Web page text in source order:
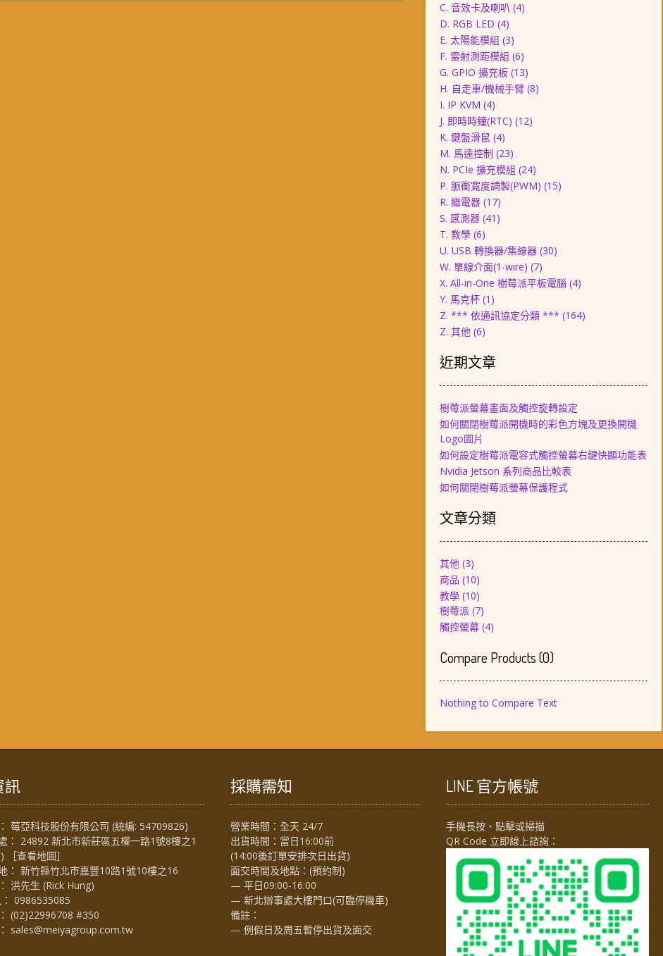
C. 音效卡及喇叭 (4)
D. RGB LED (4)
E. 太陽能模組 (3)
F. 雷射測距模組 (6)
G. GPIO 擴充板 (13)
H. 自走車/機械手臂 (8)
I. IP KVM (4)
J. 即時時鐘(RTC) (12)
K. 鍵盤滑鼠 (4)
M. 馬達控制 (23)
N. PCIe 擴充模組 (24)
P. 脈衝寬度調製(PWM) (15)
R. 繼電器 (17)
S. 感測器 (41)
T. 教學 (6)
U. USB 轉換器/集線器 (30)
W. 單線介面(1-wire) (7)
X. All-in-One 樹莓派平板電腦 (4)
Y. 馬克杯 (1)
Z. *** 依通訊協定分類 *** (164)
Z. 其他 (6)
近期文章
樹莓派螢幕畫面及觸控旋轉設定
如何關閉樹莓派開機時的彩色方塊及更換開機
Logo圖片
如何設定樹莓派電容式觸控螢幕右鍵快顯功能表
Nvidia Jetson 系列商品比較表
如何關閉樹莓派螢幕保護程式
文章分類
其他(3)
商品 (10)
教學(10)
樹莓派(7)
觸控螢幕(4)
Compare Products(0)
Nothing to Compare Text
訊
莓亞科技股份有限公司 (統編: 54709826)
： 24892 新北市新莊區五權一路1號8樓之1
［查看地圖］
： 新竹縣竹北市嘉豐10路1號10樓之16
洪先生 (Rick Hung)
0986535085
(02)22996708 #350
sales@meiyagroup.com.tw
採購需知
營業時間：全天 24/7
出貨時間：當日16:00前
(14:00後訂單安排次日出貨)
面交時間及地點：(預約制)
— 平日09:00-16:00
— 新北辦事處大樓門口(可臨停機車)
備註：
— 例假日及周五暫停出貨及面交
LINE 官方帳號
手機長按、點擊或掃描
QR Code 立即線上諮詢：